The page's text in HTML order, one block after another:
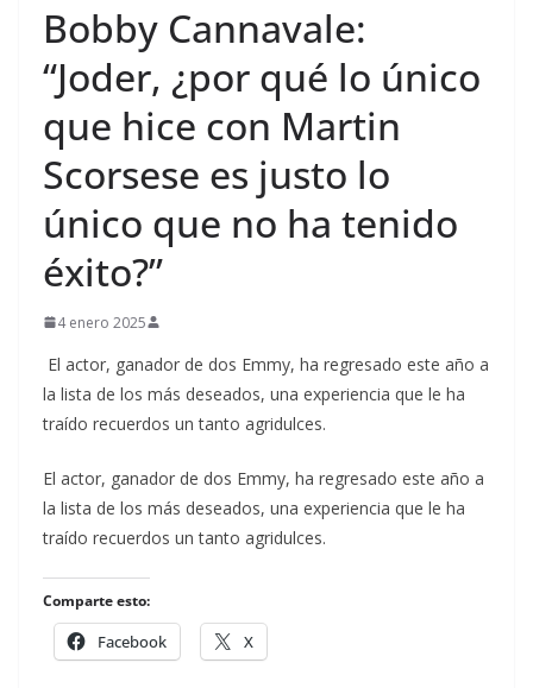
​Bobby Cannavale:
“Joder, ¿por qué lo único
que hice con Martin
Scorsese es justo lo
único que no ha tenido
éxito?”
4 enero 2025
El actor, ganador de dos Emmy, ha regresado este año a
la lista de los más deseados, una experiencia que le ha
traído recuerdos un tanto agridulces.
​El actor, ganador de dos Emmy, ha regresado este año a
la lista de los más deseados, una experiencia que le ha
traído recuerdos un tanto agridulces.
Comparte esto:
Facebook X